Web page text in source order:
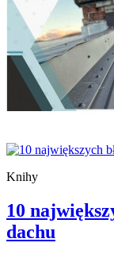
Knihy
10
dachu